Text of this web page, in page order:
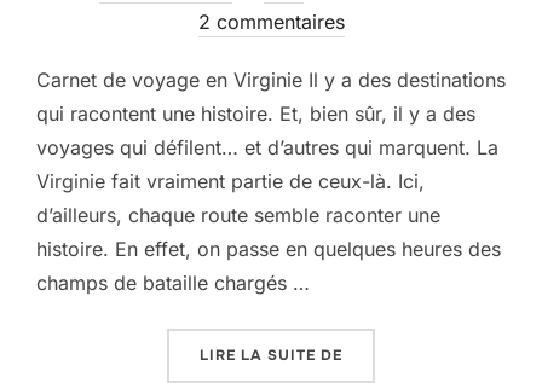
le
2 commentaires
Carnet de voyage en Virginie Il y a des destinations
qui racontent une histoire. Et, bien sûr, il y a des
voyages qui défilent… et d’autres qui marquent. La
Virginie fait vraiment partie de ceux-là. Ici,
d’ailleurs, chaque route semble raconter une
histoire. En effet, on passe en quelques heures des
champs de bataille chargés …
LIRE LA SUITE DE